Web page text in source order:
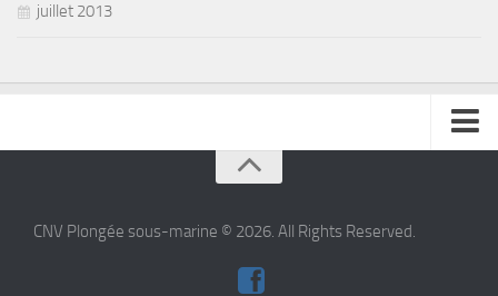
juillet 2013
CNV Plongée sous-marine © 2026. All Rights Reserved.